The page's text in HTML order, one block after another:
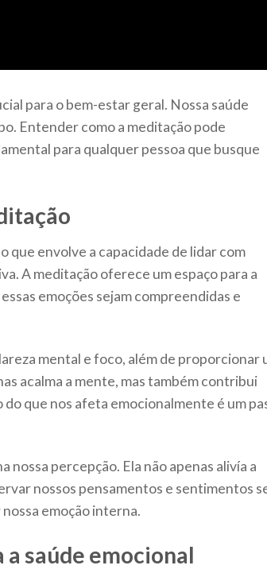
para o bem-estar geral. Nossa saúde
Entender como a meditação pode
para qualquer pessoa que busque
que envolve a capacidade de lidar com
A meditação oferece um espaço para a
emoções sejam compreendidas e
mental e foco, além de proporcionar
acalma a mente, mas também contribui
que nos afeta emocionalmente é um
percepção. Ela não apenas alivía a
nossos pensamentos e sentimentos
emoção interna.
saúde emocional